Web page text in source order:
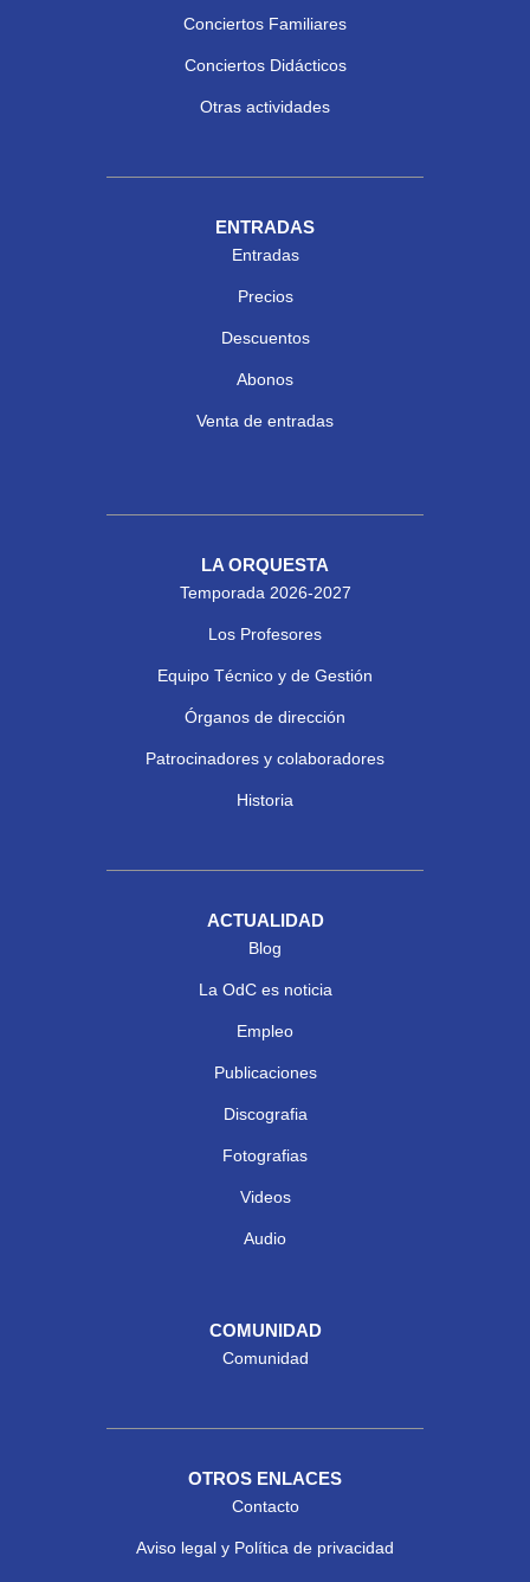
Conciertos Familiares
Conciertos Didácticos
Otras actividades
ENTRADAS
Entradas
Precios
Descuentos
Abonos
Venta de entradas
LA ORQUESTA
Temporada 2026-2027
Los Profesores
Equipo Técnico y de Gestión
Órganos de dirección
Patrocinadores y colaboradores
Historia
ACTUALIDAD
Blog
La OdC es noticia
Empleo
Publicaciones
Discografia
Fotografias
Videos
Audio
COMUNIDAD
Comunidad
OTROS ENLACES
Contacto
Aviso legal y Política de privacidad